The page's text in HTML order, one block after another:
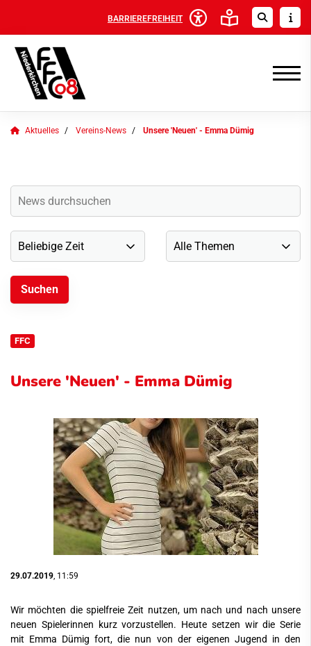
BARRIEREFREIHEIT
Aktuelles Vereins-News Unsere 'Neuen' - Emma Dümig
FFC
Unsere 'Neuen' - Emma Dümig
29.07.2019, 11:59
Wir möchten die spielfreie Zeit nutzen, um nach und nach unsere
neuen Spielerinnen kurz vorzustellen. Heute setzen wir die Serie
mit Emma Dümig fort, die nun von der eigenen Jugend in den